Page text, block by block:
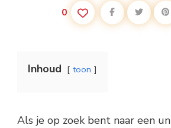
0
Inhoud toon
Als je op zoek bent naar een